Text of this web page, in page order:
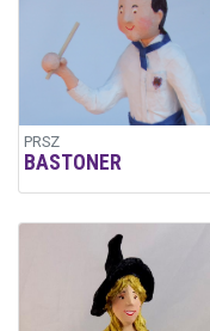
PRSZ
BASTONER